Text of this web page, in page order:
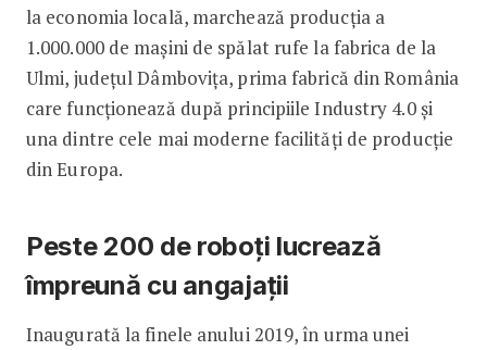
la economia locală, marchează producția a
1.000.000 de mașini de spălat rufe la fabrica de la
Ulmi, județul Dâmbovița, prima fabrică din România
care funcționează după principiile Industry 4.0 și
una dintre cele mai moderne facilități de producție
din Europa.
Peste 200 de roboți lucrează
împreună cu angajații
Inaugurată la finele anului 2019, în urma unei